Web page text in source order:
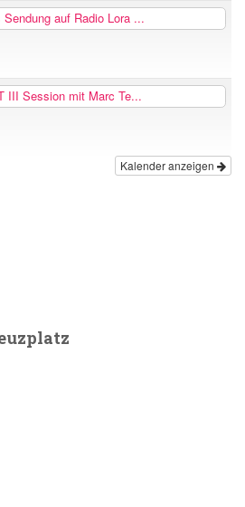
Sendung auf Radio Lora ...
III Session mit Marc Te...
Kalender anzeigen